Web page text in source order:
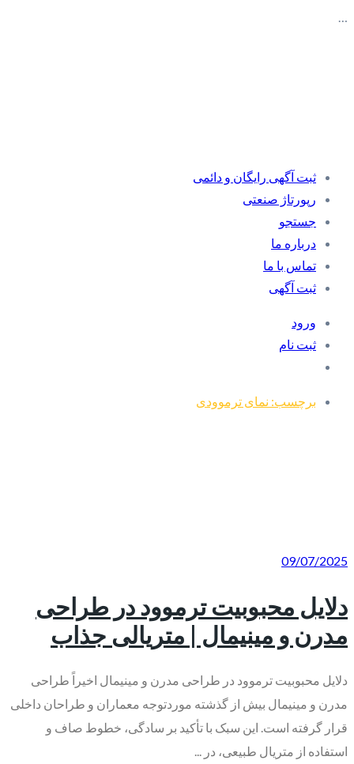
…
ثبت آگهی رایگان و دائمی
رپورتاژ صنعتی
جستجو
درباره ما
تماس با ما
ثبت آگهی
ورود
ثبت نام
برچسب: نمای ترموودی
09/07/2025
دلایل محبوبیت ترموود در طراحی
مدرن و مینیمال | متریالی جذاب
دلایل محبوبیت ترموود در طراحی مدرن و مینیمال اخیراً طراحی
مدرن و مینیمال بیش از گذشته موردتوجه معماران و طراحان داخلی
قرار گرفته است. این سبک با تأکید بر سادگی، خطوط صاف و
استفاده از متریال طبیعی، در ...